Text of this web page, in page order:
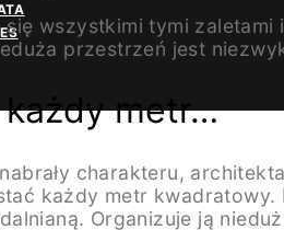
się wszystkimi tymi
przestrzeń jest
metr…
charakteru,
każdy metr
Organizuje ją